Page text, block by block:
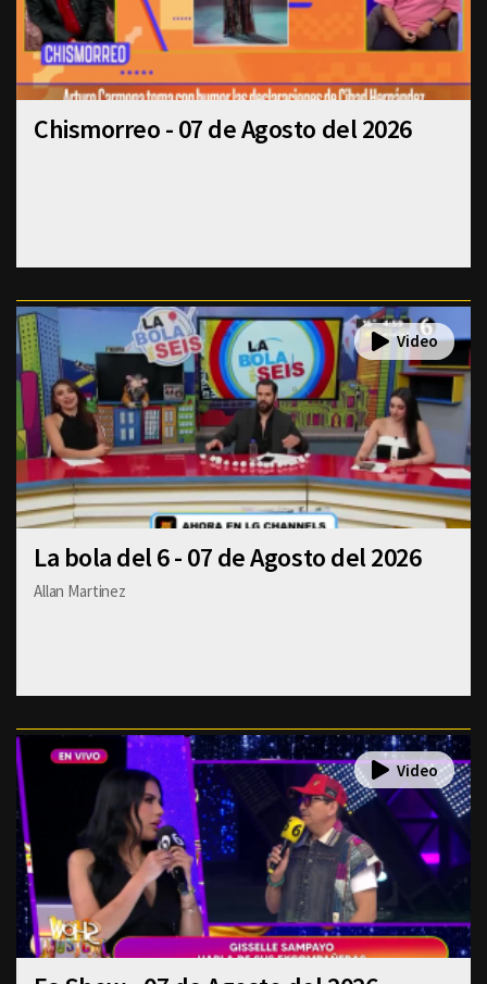
Chismorreo - 07 de Agosto del 2026
La bola del 6 - 07 de Agosto del 2026
Allan Martinez